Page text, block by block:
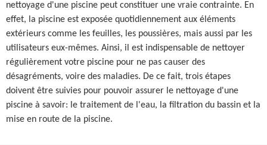
nettoyage d'une piscine peut constituer une vraie contrainte. En
effet, la piscine est exposée quotidiennement aux éléments
extérieurs comme les feuilles, les poussières, mais aussi par les
utilisateurs eux-mêmes. Ainsi, il est indispensable de nettoyer
régulièrement votre piscine pour ne pas causer des
désagréments, voire des maladies. De ce fait, trois étapes
doivent être suivies pour pouvoir assurer le nettoyage d'une
piscine à savoir: le traitement de l'eau, la filtration du bassin et la
mise en route de la piscine.